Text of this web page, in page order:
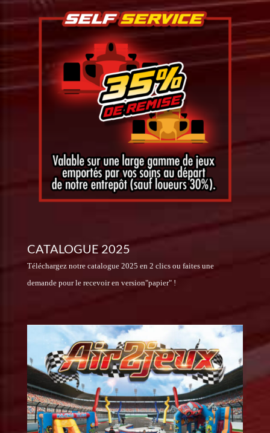
CATALOGUE 2025
Téléchargez notre catalogue 2025 en 2 clics ou faites une
demande pour le recevoir en version"papier" !